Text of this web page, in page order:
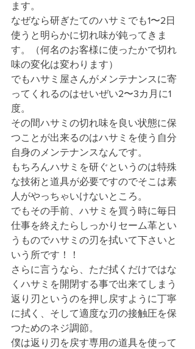
ます。
なぜなら研ぎたてのハサミでも1〜2日
使うと明らかに切れ味が鈍ってきま
す。（何名のお客様に使ったかで切れ
味の変化は変わります）
でもハサミ屋さんがメンテナンスに寄
ってくれるのはせいぜい2〜3カ月に1
度。
その間ハサミの切れ味を良い状態に保
つことが出来るのはハサミを使う自分
自身のメンテナンスなんです。
もちろんハサミを研ぐというのは特殊
な技術と道具が必要ですのでそこは素
人がやっちゃいけないところ。
でもその手前、ハサミを買う時に毎日
仕事を終えたらしっかりセーム革とい
うものでハサミの刃を拭いて下さいと
いう所です！！
さらに言うなら、ただ拭くだけではな
くハサミを開閉する事で出来てしまう
返り刃というのを押し戻すように丁寧
に拭く、そして適度な刃の接触圧を保
つためのネジ調節。
僕は返り刃を戻す専用の道具を使って